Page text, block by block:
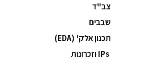
‫צב"ד‬
‫שבבים‬
‫תכנון אלק' (‪(EDA‬‬